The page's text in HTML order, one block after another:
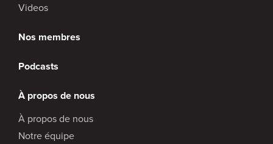
Videos
Nos membres
Podcasts
À propos de nous
À propos de nous
Notre équipe